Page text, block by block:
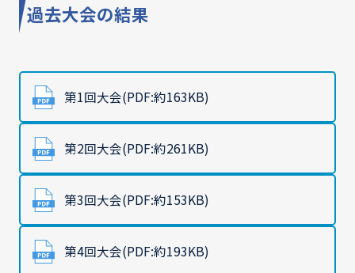
過去大会の結果
第1回大会(PDF:約163KB)
第2回大会(PDF:約261KB)
第3回大会(PDF:約153KB)
第4回大会(PDF:約193KB)